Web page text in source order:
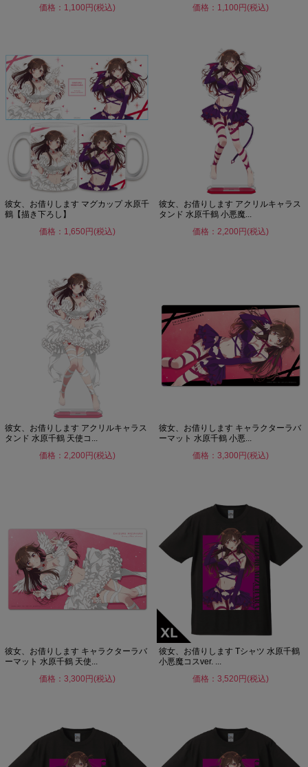
価格：1,100円(税込)
価格：1,100円(税込)
彼女、お借りします マグカップ 水原千
鶴【描き下ろし】
価格：1,650円(税込)
彼女、お借りします アクリルキャラス
タンド 水原千鶴 小悪魔...
価格：2,200円(税込)
彼女、お借りします アクリルキャラス
タンド 水原千鶴 天使コ...
価格：2,200円(税込)
彼女、お借りします キャラクターラバ
ーマット 水原千鶴 小悪...
価格：3,300円(税込)
彼女、お借りします キャラクターラバ
ーマット 水原千鶴 天使...
価格：3,300円(税込)
彼女、お借りします Tシャツ 水原千鶴
小悪魔コスver. ...
価格：3,520円(税込)